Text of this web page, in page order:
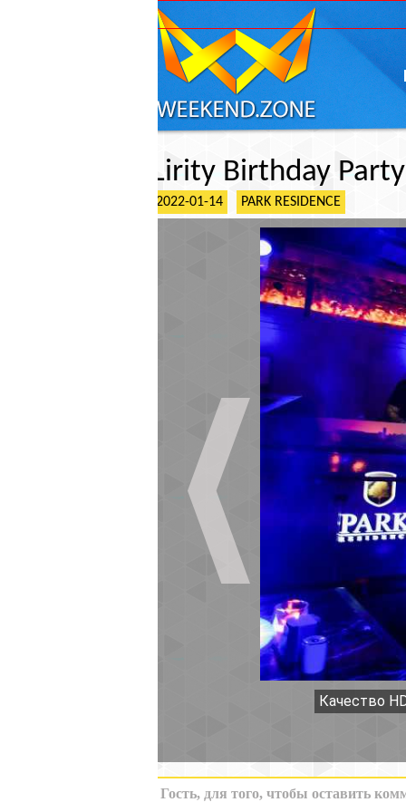
ГЛАВНАЯ
Birthday Party
PARK RESIDENCE
К миниатюрам